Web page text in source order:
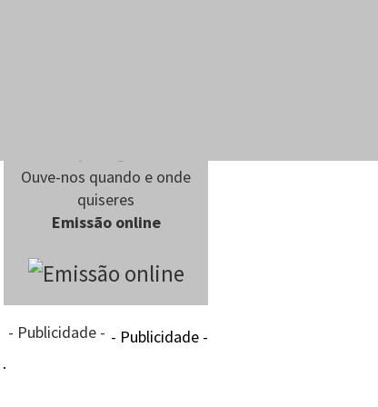
Ouve-nos quando e onde
quiseres
Emissão online
- Publicidade - - Publicidade -